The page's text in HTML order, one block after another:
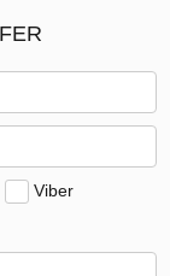
Viber